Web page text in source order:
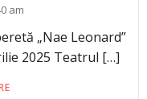
am
„Nae Leonard”
2025 Teatrul […]